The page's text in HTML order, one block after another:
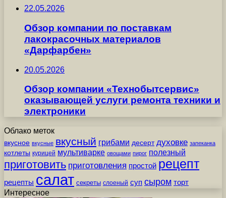
22.05.2026
Обзор компании по поставкам
лакокрасочных материалов
«Дарфарбен»
20.05.2026
Обзор компании «Технобытсервис»
оказывающей услуги ремонта техники и
электроники
Облако меток
вкусное вкусные вкусный грибами десерт духовке запеканка
котлеты курицей мультиварке овощами пирог полезный
приготовить приготовления простой рецепт
рецепты салат секреты слоеный суп сыром торт
Интересное